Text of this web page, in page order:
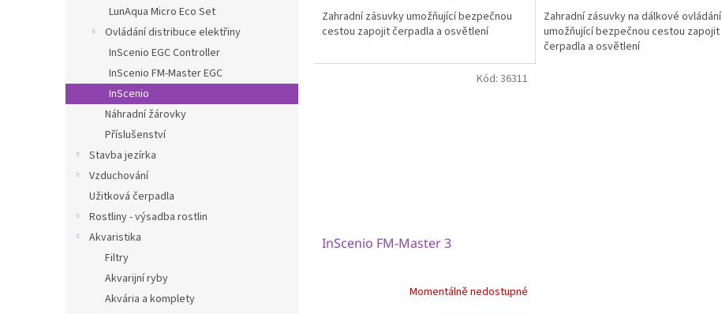
LunAqua Micro Eco Set
Ovládání distribuce elektřiny
InScenio EGC Controller
InScenio FM-Master EGC
InScenio
Náhradní žárovky
Příslušenství
Stavba jezírka
Vzduchování
Užitková čerpadla
Rostliny - výsadba rostlin
Akvaristika
Filtry
Akvarijní ryby
Akvária a komplety
Zahradní zásuvky umožňující bezpečnou
cestou zapojit čerpadla a osvětlení
Zahradní zásuvky na dálkové ovládání
umožňující bezpečnou cestou zapojit
čerpadla a osvětlení
InScenio FM-Master 3
Momentálně nedostupné
Kód: 36311